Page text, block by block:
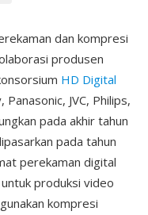
dan kompresi
produsen
HD Digital
JVC, Philips,
pada akhir tahun
pada tahun
perekaman digital
produksi video
kompresi